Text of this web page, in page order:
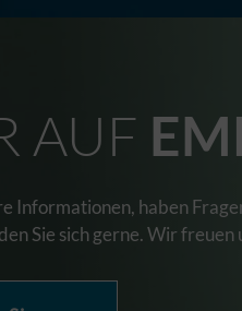
AUF
Informationen, haben
Sie sich gerne. Wir